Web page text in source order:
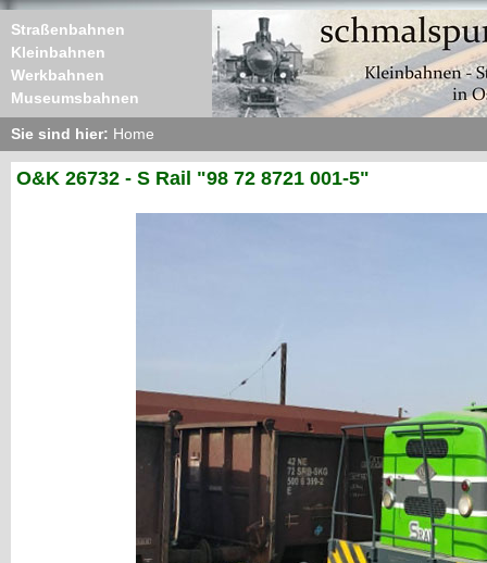
Straßenbahnen
Kleinbahnen
Werkbahnen
Museumsbahnen
Sie sind hier: Home
O&K 26732 - S Rail "98 72 8721 001-5"